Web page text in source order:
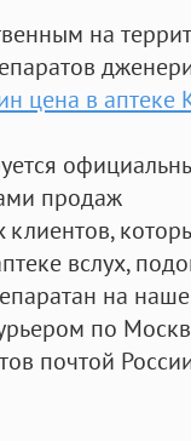
на
цена в аптеке
продаж
вслух,
на
по
почтой